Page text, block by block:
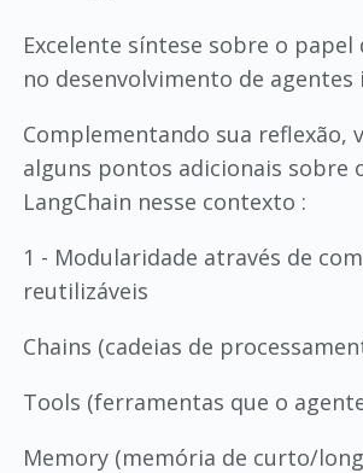
Excelente síntese sobre o papel
no desenvolvimento de
Complementando sua reflexão,
alguns pontos adicionais sobre
LangChain nesse contexto :
1 - Modularidade através de
reutilizáveis
Chains (cadeias de
Tools (ferramentas que o
Memory (memória de curto/